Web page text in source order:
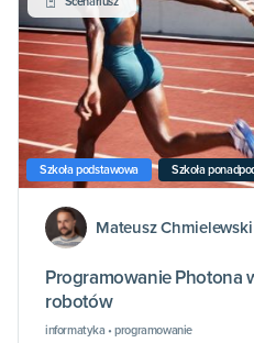
Szkoła podstawowa Szkoła
Mateusz Chmielewski
Programowanie Photona
robotów
informatyka • programowanie